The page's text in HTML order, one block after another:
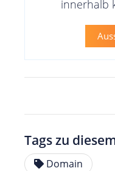
innerhalb
Tags zu
Domain